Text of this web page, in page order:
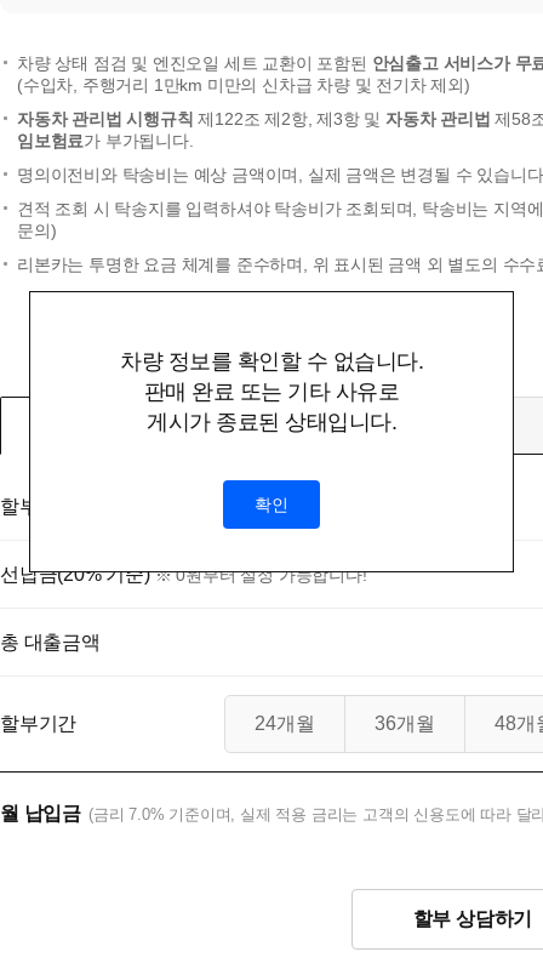
차량 정보를 확인할 수 없습니다.
판매 완료 또는 기타 사유로
게시가 종료된 상태입니다.
확인
차량 상태 점검 및 엔진오일 세트 교환이 포함된 안심출고 서비스가 무
(수입차, 주행거리 1만km 미만의 신차급 차량 및 전기차 제외)
자동차 관리법 시행규칙 제122조 제2항, 제3항 및자동차 관리법 제58
임보험료가 부가됩니다.
명의이전비와 탁송비는 예상 금액이며, 실제 금액은 변경될 수 있습니
견적 조회 시 탁송지를 입력하셔야 탁송비가 조회되며, 탁송비는 지역
문의)
리본카는 투명한 요금 체계를 준수하며, 위 표시된 금액 외 별도의 수
할부
할부대상 금액 (부대비용 및 탁송비 미포함)
선납금(20% 기준) ※ 0원부터 설정 가능합니다!
총 대출금액
할부기간 24개월 36개월 48개
월 납입금 (금리 7.0% 기준이며, 실제 적용 금리는 고객의 신용도에 따라 달
할부 상담하기